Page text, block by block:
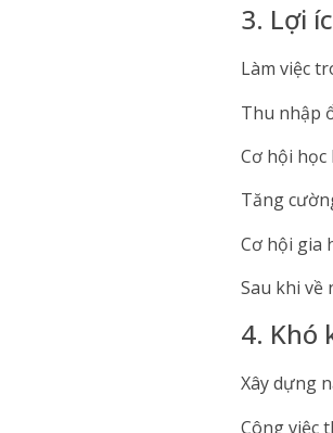
3. Lợi
Làm việc
Thu nhập
Cơ hội
Tăng
Cơ hội gia
Sau khi về
4. Khó
Xây dựng
Công việc